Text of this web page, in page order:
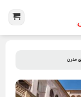
مدرن